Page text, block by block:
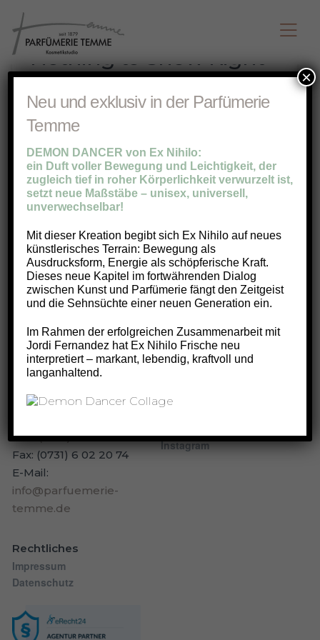
Nothing to Show Right
Now
no longer here or perhaps wasn't here to
begin with. You might want to try starting
over from the homepage to see if you can
find what you're after from there.
Kontakt
Parfümerie Temme
89073 Ulm
Fon:(0731) 6 87 49
Fax: (0731) 6 02 20 74
E-Mail:
info@parfuemerie-
temme.de
Öffnungszeiten
Montag bis Freitag 9:30
Samstag 9:30 – 15:00
Instagram
Rechtliches
Impressum
Datenschutz
Neu und exklusiv in der Parfümerie
Temme
DEMON DANCER von Ex Nihilo:
ein Duft voller Bewegung und Leichtigkeit, der
zugleich tief in roher Körperlichkeit verwurzelt ist,
setzt neue Maßstäbe – unisex, universell,
unverwechselbar!
Mit dieser Kreation begibt sich Ex Nihilo auf neues
künstlerisches Terrain: Bewegung als
Ausdrucksform, Energie als schöpferische Kraft.
Dieses neue Kapitel im fortwährenden Dialog
zwischen Kunst und Parfümerie fängt den Zeitgeist
und die Sehnsüchte einer neuen Generation ein.
Im Rahmen der erfolgreichen Zusammenarbeit mit
Jordi Fernandez hat Ex Nihilo Frische neu
interpretiert – markant, lebendig, kraftvoll und
langanhaltend.
×